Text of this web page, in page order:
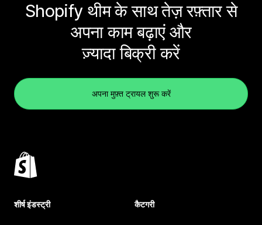
Shopify थीम के साथ तेज़ रफ़्तार से
अपना काम बढ़ाएं और
ज़्यादा बिक्री करें
अपना मुफ़्त ट्रायल शुरू करें
शीर्ष इंडस्ट्री कैटगरी